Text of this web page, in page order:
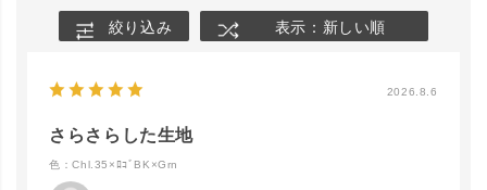
絞り込み 表示：新しい順
2026.8.6
さらさらした生地
色：Chl.35×ﾛｺﾞBK×Grn